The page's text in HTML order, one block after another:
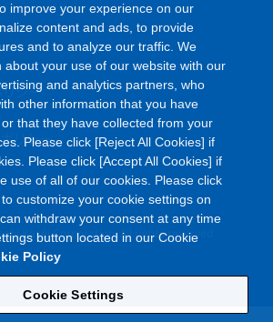
ー
リシー
ポリシー
Kasei Corporation. All rights reserved
improve your experience on our
content and ads, to provide
and to analyze our traffic. We
about your use of our website with our
and analytics partners, who
other information that you have
that they have collected from your
Please click [Reject All Cookies] if
Please click [Accept All Cookies] if
use of all of our cookies. Please click
customize your cookie settings on
withdraw your consent at any time
button located in our Cookie
Policy
Cookie Settings